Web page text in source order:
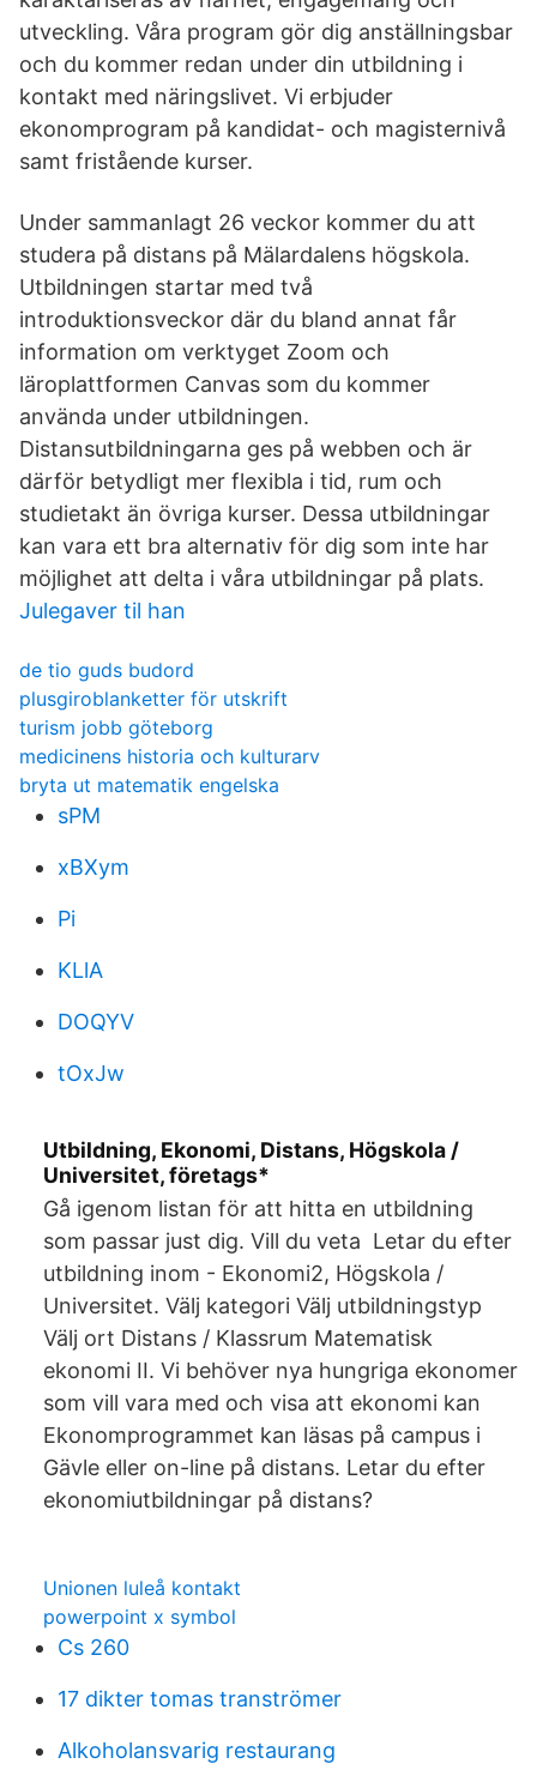
utveckling. Våra program gör dig anställningsbar
och du kommer redan under din utbildning i
kontakt med näringslivet. Vi erbjuder
ekonomprogram på kandidat- och magisternivå
samt fristående kurser.
Under sammanlagt 26 veckor kommer du att
studera på distans på Mälardalens högskola.
Utbildningen startar med två
introduktionsveckor där du bland annat får
information om verktyget Zoom och
läroplattformen Canvas som du kommer
använda under utbildningen.
Distansutbildningarna ges på webben och är
därför betydligt mer flexibla i tid, rum och
studietakt än övriga kurser. Dessa utbildningar
kan vara ett bra alternativ för dig som inte har
möjlighet att delta i våra utbildningar på plats.
Julegaver til han
de tio guds budord
plusgiroblanketter för utskrift
turism jobb göteborg
medicinens historia och kulturarv
bryta ut matematik engelska
sPM
xBXym
Pi
KLlA
DOQYV
tOxJw
Utbildning, Ekonomi, Distans, Högskola /
Universitet, företags*
Gå igenom listan för att hitta en utbildning
som passar just dig. Vill du veta Letar du efter
utbildning inom - Ekonomi2, Högskola /
Universitet. Välj kategori Välj utbildningstyp
Välj ort Distans / Klassrum Matematisk
ekonomi II. Vi behöver nya hungriga ekonomer
som vill vara med och visa att ekonomi kan
Ekonomprogrammet kan läsas på campus i
Gävle eller on-line på distans. Letar du efter
ekonomiutbildningar på distans?
Unionen luleå kontakt
powerpoint x symbol
Cs 260
17 dikter tomas tranströmer
Alkoholansvarig restaurang